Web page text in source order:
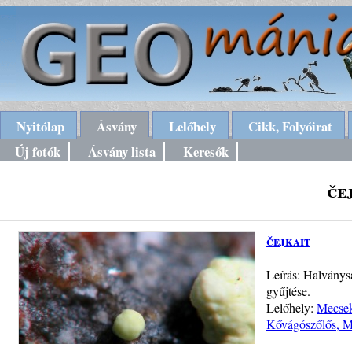
Nyitólap Ásvány Lelőhely
Cikk, Folyóirat
Új fotók
Ásvány lista Keresők
čejkait
Leírás:
gyűjtése.
Lelőhely:
Kővágószőlős,